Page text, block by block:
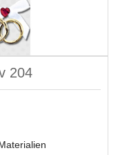
204